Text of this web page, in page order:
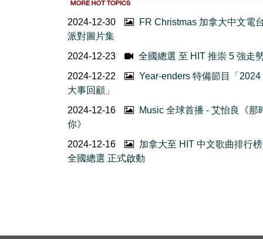
2024-12-30
FR Christmas 加拿大中文電
派對圖片集
2024-12-23
全國總選 至 HIT 推崇 5 強走
2024-12-22
Year-enders 特備節目「2024
大事回顧」
2024-12-16
Music 全球首播 - 艾怡良《那
你》
2024-12-16
加拿大至 HIT 中文歌曲排行
全國總選 正式啟動